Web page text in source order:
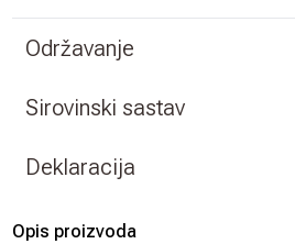
Održavanje
Sirovinski sastav
Deklaracija
Opis proizvoda